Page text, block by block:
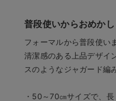
普段使いからおめか
フォーマルから普段使い
清潔感のある上品デザイ
スのようなジャガード編
・50～70㎝サイズで、